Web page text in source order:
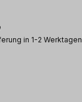
in 1-2 Werktagen